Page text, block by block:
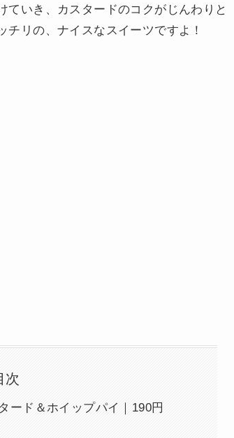
ていき、カスタードのコクがじんわりと
リの、ナイスなスイーツですよ！
次
ード＆ホイップパイ｜190円